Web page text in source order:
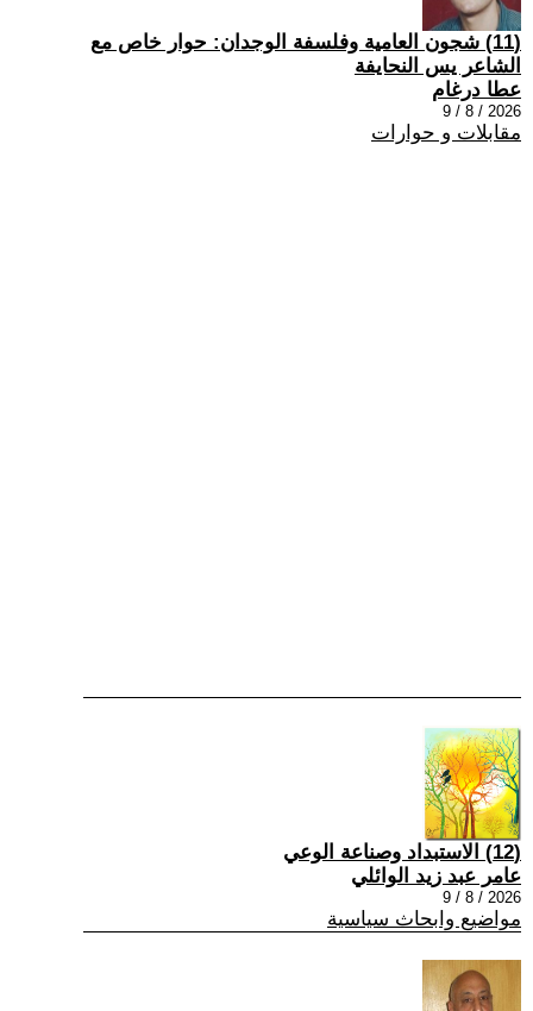
(11) شجون العامية وفلسفة الوجدان: حوار خاص مع
الشاعر يس النحايفة
عطا درغام
2026 / 8 / 9
مقابلات و حوارات
(12) الاستبداد وصناعة الوعي
عامر عبد زيد الوائلي
2026 / 8 / 9
مواضيع وابحاث سياسية